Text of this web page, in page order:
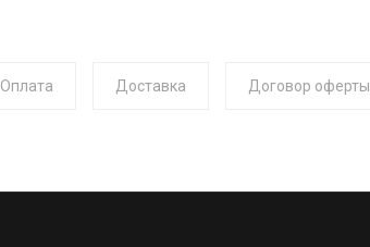
Оплата Доставка Договор оферты